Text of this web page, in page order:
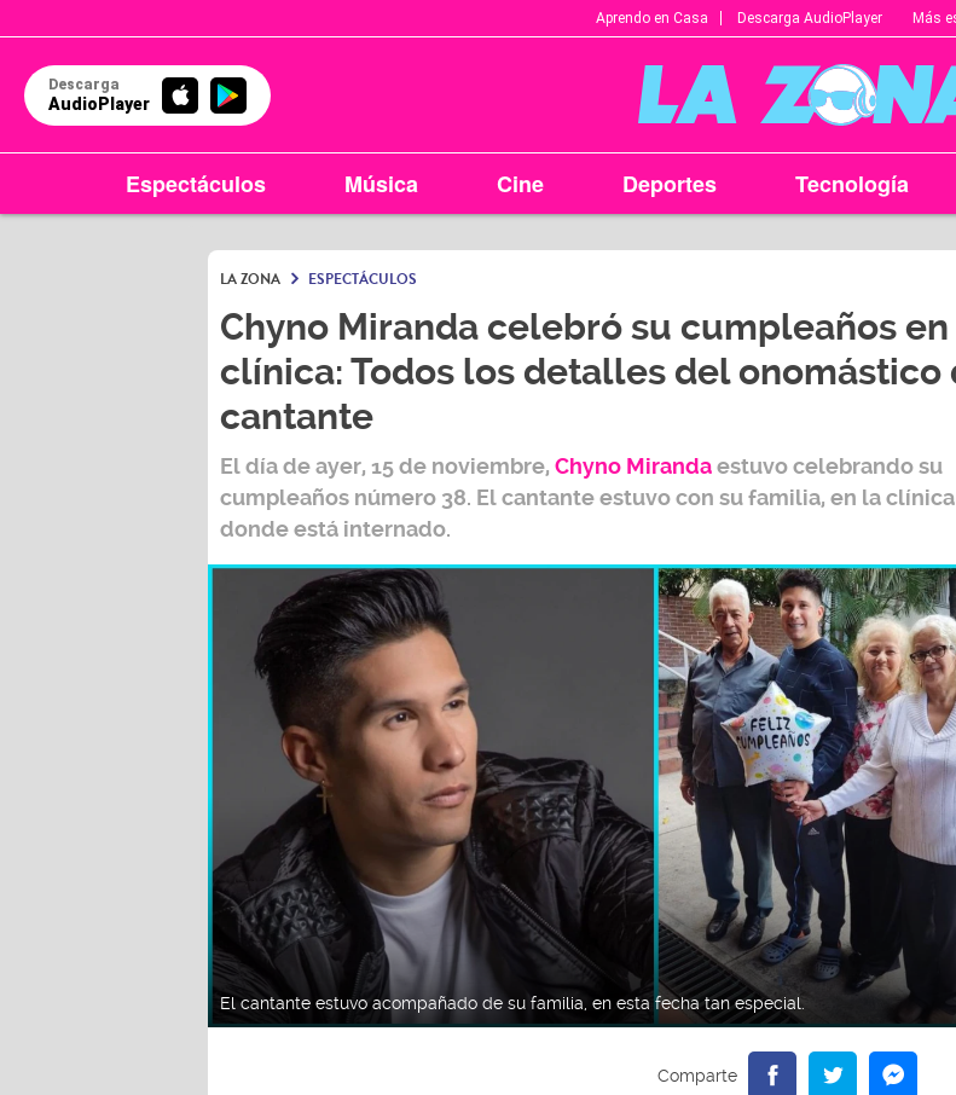
Aprendo en Casa Descarga AudioPlayer Más
Descarga
AudioPlayer
Espectáculos Música Cine Deportes Tecnología
LA ZONA ESPECTÁCULOS
Chyno Miranda celebró su cumpleaños
clínica: Todos los detalles del onomástico
cantante
El día de ayer, 15 de noviembre, Chyno Mirandaestuvo celebrando su
cumpleaños número 38. El cantante estuvo con su familia, en la clínica
donde está internado.
El cantante estuvo acompañado de su familia, en esta fecha tan especial.
95.9